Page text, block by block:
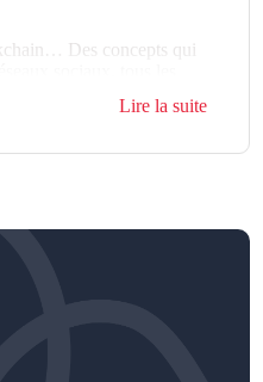
Des concepts qui
Lire la suite